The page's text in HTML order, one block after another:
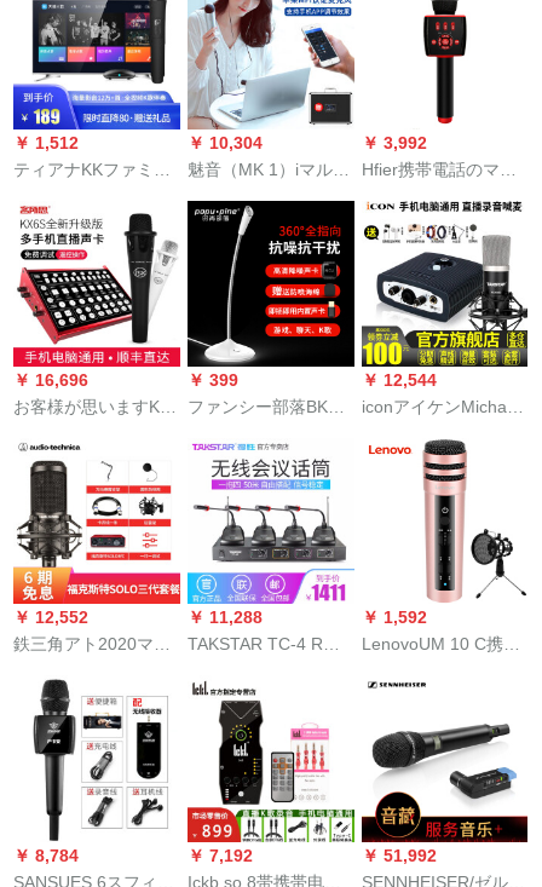
ッドトラック。MGM
の生放送で、カラオ
ケがレコーディング
して歌を歌ってくれ
ます。マイク専门设
备はフルです。
して歌の神器を持っ
ています。
ノートプロプロプロ
プロモーション生放
送设备セト【ハドン
￥ 1,512
ティアナKKファミリ
ケケ付音楽ワレスマ
イク海信创维ハイア
アネットワークTCL
シャシャア歌MM-38
SProロックロック
￥ 10,304
魅音（MK 1）iマルシ
カラケを歌にしま
す。マイクの野外キ
ャクターが生放送し
た录音设备のアタッ
プAndroid携带のサウ
ドカードドの宇宙银
（电气音が変わりま
す、笑いの拍手を避
があります。
￥ 3,992
Hfier携帯電話のマイ
音声カードドゥマイ
クを内蔵していま
す。全国民K歌震え生
放送マイク·ディオ·セ
トのツイ·スピー3 D
はK歌宝曜石黒をめぐ
らしています。
￥ 16,696
お客様が思いますKX
ア・デュデッキ・デ
ッドトラック。K歌キ
ャクターのレコーデ
ィングと歌を歌にす
るマイク専门设备の
セクトはiSK E 300マ
イクである。
￥ 399
ファンシー部落BKパ
キッスク生放送/チキ
マキUSB版サウンド
トラックを食べま
す。
￥ 12,544
iconアイケンMichan
ーストリアディック
は麦录音设备容量
Maiu変声器MiU+胜
pc-500 kといいま
￥ 12,552
鉄三角アト2020マイ
ープ录音テ専门コー
スコースコースコー
スコースコースコー
￥ 11,288
TAKSTAR TC-4 R无
つの会议のガチー・
チョウクがホーク本
体+4会议を司会しま
￥ 1,592
LenovoUM 10 C携帯
クノートAndroid
coundenコードマイ
クでカラオケ効果的
な青春版ローズキー
￥ 8,784
SANSUES 6スフィア
￥ 7,192
Ickb so 8帯携帯电话
￥ 51,992
SENNHEISER/ゼルハ